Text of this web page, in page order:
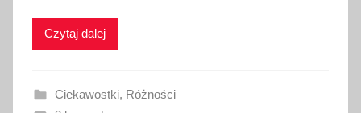
w
n
Czytaj dalej
Ciekawostki, Różności